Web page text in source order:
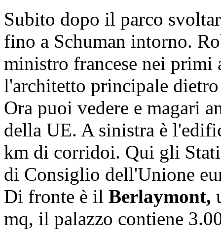
Subito dopo il parco
fino a Schuman intorno.
ministro francese nei primi
l'architetto principale
Ora puoi vedere e magari
della UE. A sinistra è
km di corridoi. Qui gli
di Consiglio dell'Unione
Di fronte è il Berlaymont,
mq, il palazzo contiene